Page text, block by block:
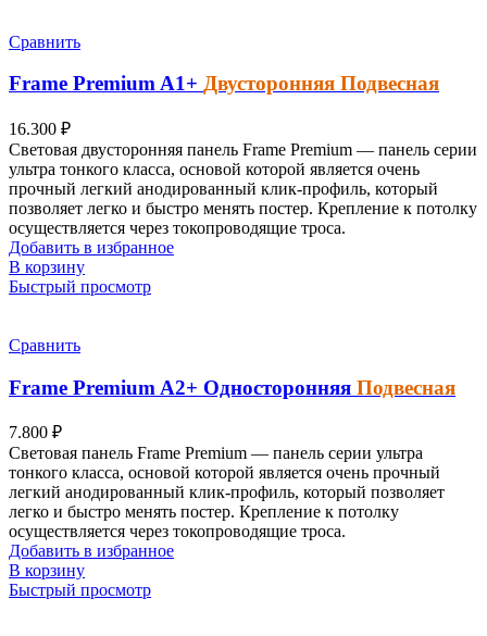
Сравнить
Frame PremiumA1+ Двусторонняя Подвесная
16.300 ₽
Световая двусторонняя панель Frame Premium — панель серии
ультра тонкого класса, основой которой является очень
прочный легкий анодированный клик-профиль, который
позволяет легко и быстро менять постер. Крепление к потолку
осуществляется через токопроводящие троса.
Добавить в избранное
В корзину
Быстрый просмотр
Сравнить
Frame Premium A2+ Односторонняя Подвесная
7.800 ₽
Световая панель Frame Premium — панель серии ультра
тонкого класса, основой которой является очень прочный
легкий анодированный клик-профиль, который позволяет
легко и быстро менять постер. Крепление к потолку
осуществляется через токопроводящие троса.
Добавить в избранное
В корзину
Быстрый просмотр